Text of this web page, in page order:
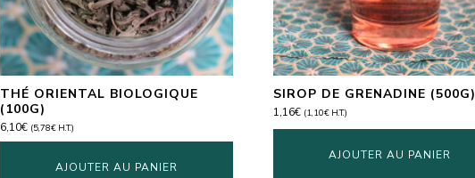
THÉ ORIENTAL BIOLOGIQUE
(100G)
6,10€ (5,78€H.T.)
AJOUTER AU PANIER
SIROP DE GRENADINE (500G)
1,16€ (1,10€ H.T.)
AJOUTER AU PANIER